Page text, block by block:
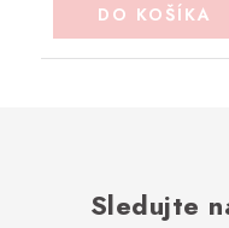
DO KOŠÍKA
Sledujte